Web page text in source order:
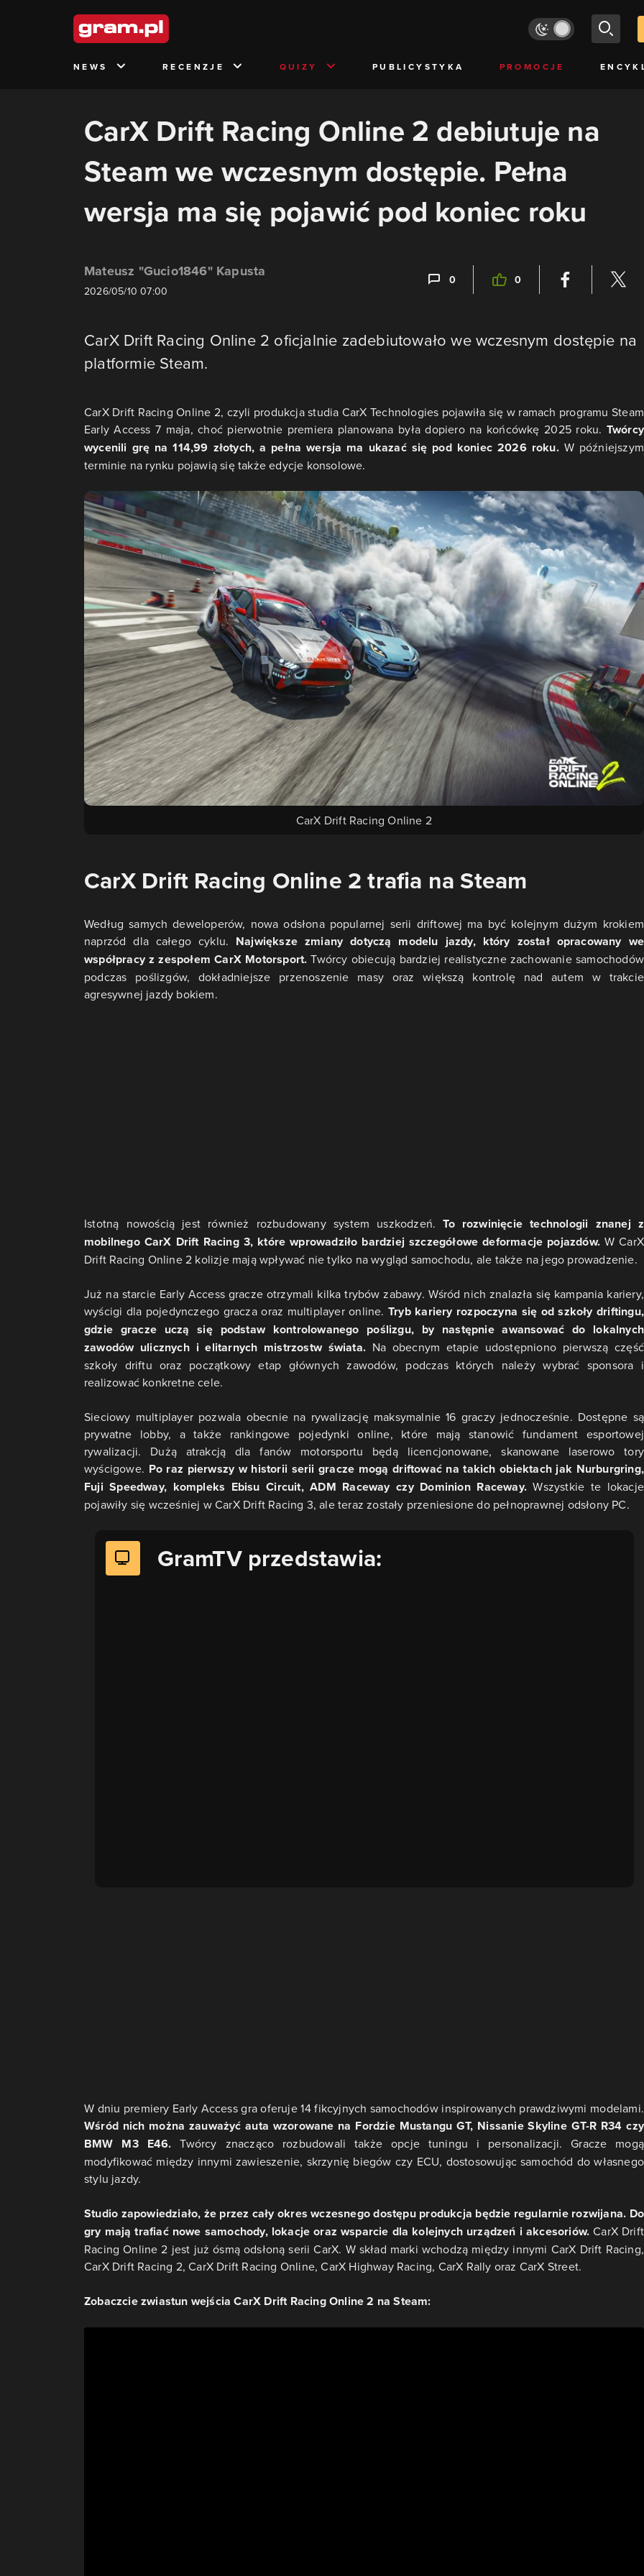
NEWS RECENZJE QUIZY PUBLICYSTYKA PROMOCJE
CarX Drift Racing Online 2 debiutuje na
Steam we wczesnym dostępie. Pełna
wersja ma się pojawić pod koniec roku
Mateusz "Gucio1846" Kapusta
2026/05/10 07:00
0 0
CarX Drift Racing Online 2 oficjalnie zadebiutowało we wczesnym dostępie na
platformie Steam.
CarX Drift Racing Online 2, czyli produkcja studia CarX Technologies pojawiła się w ramach programu Steam
Early Access 7 maja, choć pierwotnie premiera planowana była dopiero na końcówkę 2025 roku. Twórcy
wycenili grę na 114,99 złotych, a pełna wersja ma ukazać się pod koniec 2026 roku. W późniejszym
terminie na rynku pojawią się także edycje konsolowe.
CarX Drift Racing Online 2
CarX Drift Racing Online 2 trafia na Steam
Według samych deweloperów, nowa odsłona popularnej serii driftowej ma być kolejnym dużym krokiem
naprzód dla całego cyklu. Największe zmiany dotyczą modelu jazdy, który został opracowany we
współpracy z zespołem CarX Motorsport. Twórcy obiecują bardziej realistyczne zachowanie samochodów
podczas poślizgów, dokładniejsze przenoszenie masy oraz większą kontrolę nad autem w trakcie
agresywnej jazdy bokiem.
Istotną nowością jest również rozbudowany system uszkodzeń.To rozwinięcie technologii znanej z
mobilnego CarX Drift Racing 3, które wprowadziło bardziej szczegółowe deformacje pojazdów. W CarX
Drift Racing Online 2 kolizje mają wpływać nie tylko na wygląd samochodu, ale także na jego prowadzenie.
Już na starcie Early Access gracze otrzymali kilka trybów zabawy. Wśród nich znalazła się kampania kariery,
wyścigi dla pojedynczego gracza oraz multiplayer online.Tryb kariery rozpoczyna się od szkoły driftingu,
gdzie gracze uczą się podstaw kontrolowanego poślizgu, by następnie awansować do lokalnych
zawodów ulicznych i elitarnych mistrzostw świata. Na obecnym etapie udostępniono pierwszą część
szkoły driftu oraz początkowy etap głównych zawodów, podczas których należy wybrać sponsora i
realizować konkretne cele.
Sieciowy multiplayer pozwala obecnie na rywalizację maksymalnie 16 graczy jednocześnie. Dostępne są
prywatne lobby, a także rankingowe pojedynki online, które mają stanowić fundament esportowej
rywalizacji. Dużą atrakcją dla fanów motorsportu będą licencjonowane, skanowane laserowo tory
wyścigowe. Po raz pierwszy w historii serii gracze mogą driftować na takich obiektach jak Nurburgring,
Fuji Speedway, kompleks Ebisu Circuit, ADM Raceway czy Dominion Raceway.Wszystkie te lokacje
pojawiły się wcześniej w CarX Drift Racing 3, ale teraz zostały przeniesione do pełnoprawnej odsłony PC.
GramTV przedstawia:
W dniu premiery Early Access gra oferuje 14 fikcyjnych samochodów inspirowanych prawdziwymi modelami.
Wśród nich można zauważyć auta wzorowane na Fordzie Mustangu GT, Nissanie Skyline GT-R R34 czy
BMW M3 E46.Twórcy znacząco rozbudowali także opcje tuningu i personalizacji. Gracze mogą
modyfikować między innymi zawieszenie, skrzynię biegów czy ECU, dostosowując samochód do własnego
stylu jazdy.
Studio zapowiedziało, że przez cały okres wczesnego dostępu produkcja będzie regularnie rozwijana. Do
gry mają trafiać nowe samochody, lokacje oraz wsparcie dla kolejnych urządzeń i akcesoriów.CarX Drift
Racing Online 2 jest już ósmą odsłoną serii CarX. W skład marki wchodzą między innymi CarX Drift Racing,
CarX Drift Racing 2, CarX Drift Racing Online, CarX Highway Racing, CarX Rally oraz CarX Street.
Zobaczcie zwiastun wejścia CarX Drift Racing Online 2 na Steam: